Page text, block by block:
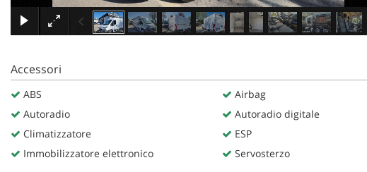
Accessori
ABS
Autoradio
Climatizzatore
Immobilizzatore elettronico
Airbag
Autoradio digitale
ESP
Servosterzo
attività
di
seguito
Per
ottenere
maggiori
sull'utilità
e
sul
funzionamento